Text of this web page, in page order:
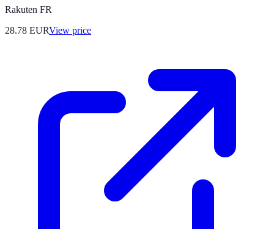
Rakuten FR
28.78 EURView price